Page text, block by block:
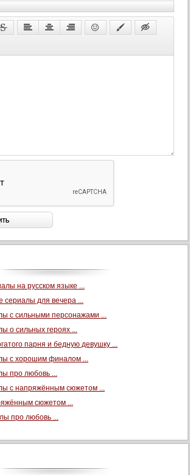
на русском языке ...
сериалы для вечера ...
с сильными персонажами ...
о сильных героях ...
парня и бедную девушку ...
с хорошим финалом ...
про любовь ...
с напряжённым сюжетом ...
сюжетом ...
про любовь ...